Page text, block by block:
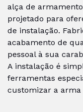
alça de
projetado para
de instalação.
acabamento de
pessoal à sua
A instalação é
ferramentas
customizar a